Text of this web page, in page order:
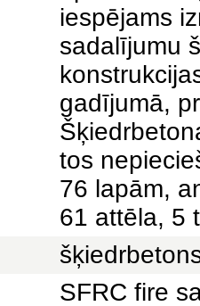
iespējams
sadalījumu
gadījumā,
tos
76 lapām,
61 attēla, 5
SFRC fire